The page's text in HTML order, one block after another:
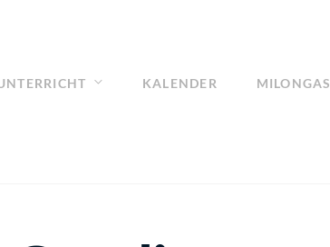
KALENDER MILONGAS